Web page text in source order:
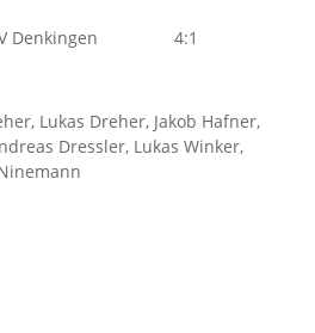
FSV Denkingen 4:1
Lukas Dreher, Jakob Hafner,
Dressler, Lukas Winker,